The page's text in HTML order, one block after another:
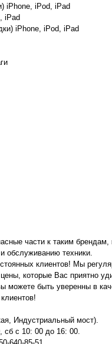
iPhone, iPod, iPad
iPad
iPhone, iPod, iPad
части к таким
обслуживанию техники.
клиентов! Мы
которые Вас приятно
быть уверенны в
Индустриальный мост).
сб с 10: 00 до 16: 00.